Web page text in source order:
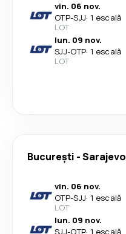
vin. 06 nov.
OTP-SJJ· 1 escală
LOT
lun. 09 nov.
SJJ-OTP· 1 escală
LOT
București -Sarajevo
vin. 06 nov.
OTP-SJJ· 1 escală
LOT
lun. 09 nov.
SJJ-OTP· 1 escală